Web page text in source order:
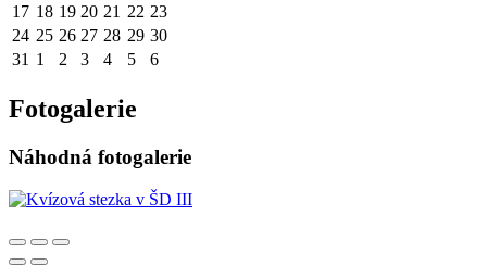
17 18 19 20 21 22 23
24 25 26 27 28 29 30
31 1 2 3 4 5 6
Fotogalerie
Náhodná fotogalerie